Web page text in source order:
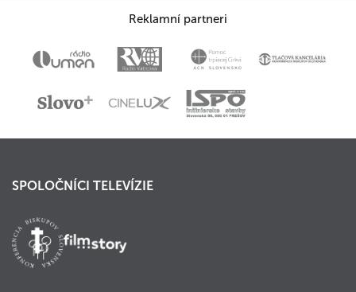
Reklamní partneri
SPOLOČNÍCI TELEVÍZIE